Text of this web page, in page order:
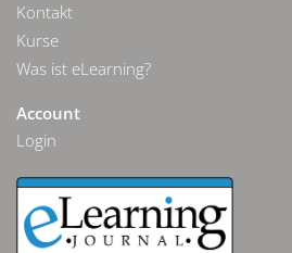
Kontakt
Kurse
Was ist eLearning?
Account
Login